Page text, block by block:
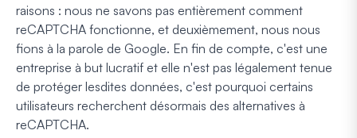
raisons : nous ne savons pas entièrement comment
reCAPTCHA fonctionne, et deuxièmement, nous nous
fions à la parole de Google. En fin de compte, c'est une
entreprise à but lucratif et elle n'est pas légalement tenue
de protéger lesdites données, c'est pourquoi certains
utilisateurs recherchent désormais des alternatives à
reCAPTCHA.